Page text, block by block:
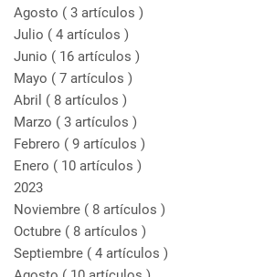
Agosto ( 3 artículos )
Julio ( 4 artículos )
Junio ( 16 artículos )
Mayo ( 7 artículos )
Abril ( 8 artículos )
Marzo ( 3 artículos )
Febrero ( 9 artículos )
Enero ( 10 artículos )
2023
Noviembre ( 8 artículos )
Octubre ( 8 artículos )
Septiembre ( 4 artículos )